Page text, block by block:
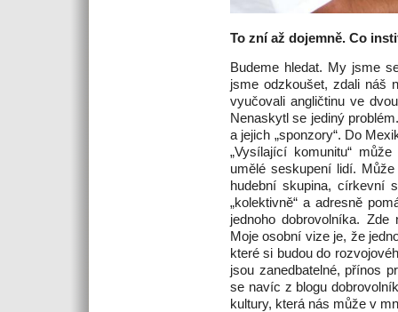
To zní až dojemně. Co
Budeme hledat. My jsme
jsme odzkoušet, zdali náš
vyučovali angličtinu ve
Nenaskytl se jediný
a jejich „sponzory“. Do
„Vysílající komunitu“
umělé seskupení lidí.
hudební skupina, církevní
„kolektivně“ a adresně
jednoho dobrovolníka.
Moje osobní vize je, že
které si budou do
jsou zanedbatelné, přínos
se navíc z blogu
kultury, která nás může v